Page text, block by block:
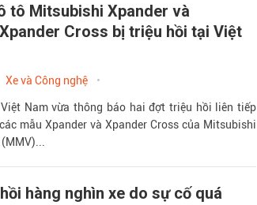
tô Mitsubishi Xpander và
Cross bị triệu hồi tại Việt
Xe và Công nghệ
Nam vừa thông báo hai đợt triệu hồi liên tiếp
mẫu Xpander và Xpander Cross của Mitsubishi
hàng nghìn xe do sự cố quá